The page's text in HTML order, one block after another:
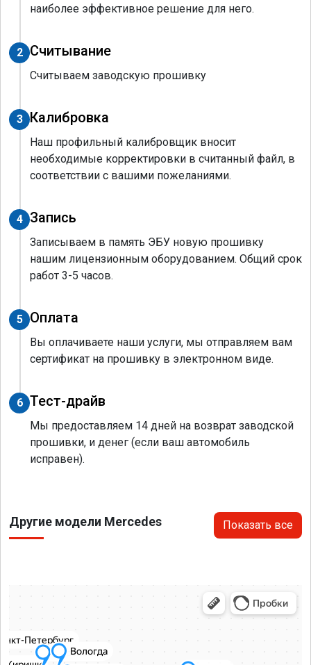
наиболее эффективное решение для него.
2 Считывание
Считываем заводскую прошивку
3 Калибровка
Наш профильный калибровщик вносит
необходимые корректировки в считанный файл, в
соответствии с вашими пожеланиями.
4 Запись
Записываем в память ЭБУ новую прошивку
нашим лицензионным оборудованием. Общий срок
работ 3-5 часов.
5 Оплата
Вы оплачиваете наши услуги, мы отправляем вам
сертификат на прошивку в электронном виде.
6 Тест-драйв
Мы предоставляем 14 дней на возврат заводской
прошивки, и денег (если ваш автомобиль
исправен).
Другие модели Mercedes Показать все